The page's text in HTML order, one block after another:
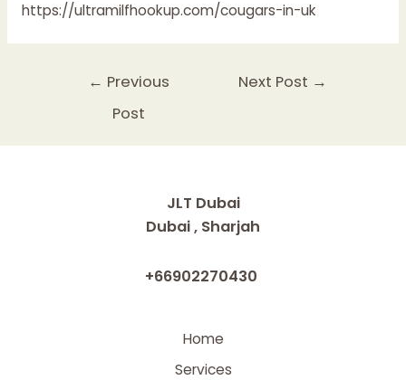
https://ultramilfhookup.com/cougars-in-uk
← Previous
Post
Next Post →
JLT Dubai
Dubai , Sharjah
+66902270430
Home
Services